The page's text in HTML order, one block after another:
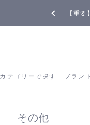
【重
カテゴリーで探す ブラン
カテゴリーから探す ブ
その他